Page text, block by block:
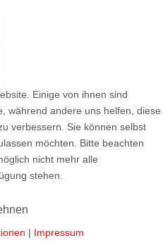
Einige von ihnen sind
während andere uns helfen, diese
verbessern. Sie können selbst
möchten. Bitte beachten
nicht mehr alle
stehen.
| Impressum